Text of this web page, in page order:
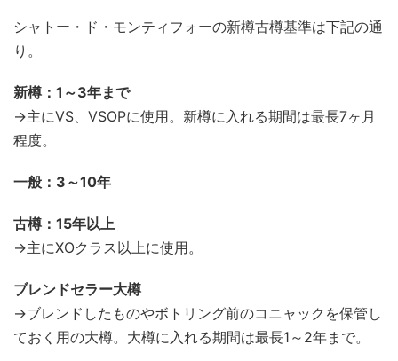
シャトー・ド・モンティフォーの新樽古樽基準は下記の通
り。
新樽：1～3年まで
→主にVS、VSOPに使用。新樽に入れる期間は最長7ヶ月
程度。
一般：3～10年
古樽：15年以上
→主にXOクラス以上に使用。
ブレンドセラー大樽
→ブレンドしたものやボトリング前のコニャックを保管し
ておく用の大樽。大樽に入れる期間は最長1～2年まで。